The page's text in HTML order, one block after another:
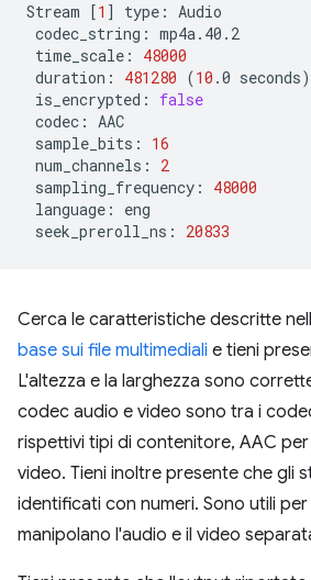
Stream [1 ] type:
codec_string:
time_scale:
48000
duration:
481280 (10 .0 seconds)
is_encrypted:
false
codec:
sample_bits:
16
num_channels:
2
sampling_frequency:
48000
language:
seek_preroll_ns:
20833
Cerca le caratteristiche descritte
base sui file multimediali e tieni
L'altezza e la larghezza sono
codec audio e video sono tra i
rispettivi tipi di contenitore, AAC per
video. Tieni inoltre presente che gli
identificati con numeri. Sono utili
manipolano l'audio e il video